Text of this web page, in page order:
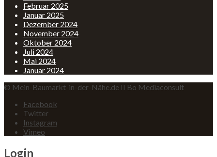
Februar 2025
Januar 2025
Dezember 2024
November 2024
Oktober 2024
Juli 2024
Mai 2024
Januar 2024
© Mein-Baumarkt-in-der-Nähe.de II Bo Mediaconsult
Facebook
Twitter
Instagram
Vimeo
Login